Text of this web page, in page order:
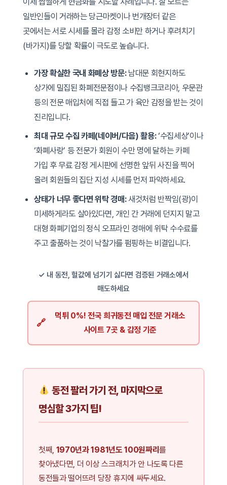
일반인들이 거래하는 당근마켓이나 번개장터 같은
곳에서는 서로 시세를 몰라 감정 소비만 하거나 후려치기
(바가지)를 당할 확률이 극도로 높습니다.
가장 확실한 국내 화폐상 방문:남대문 회현지하도
상가에 밀집된 화폐전문점이나 수집뱅크코리아, 우문관
등의 전문 매입처에 직접 들고 가 육안 감정을 받는 것이
진리입니다.
최대 규모 수집 카페(네이버/다음) 활용:‘수집세상’이나
‘화폐사랑’ 등 전문가 회원이 수만 명에 달하는 카페
가입 후 무료 감정 게시판에 선명한 앞뒤 사진을 찍어
올려 회원들의 집단 지성 시세를 먼저 파악하세요.
상태가 너무 좋다면 위탁 경매:새것처럼 반짝임(광)이
미세하게라도 살아있다면, 개인 간 거래에 던지지 말고
대형 화폐기업의 정식 오프라인 경매에 위탁 수수료를
주고 출품하는 것이 낙찰가를 펌핑하는 비결입니다.
✓ 내 동전, 헐값에 넘기기 싫다면 검증된 거래소에서
매도하세요
먹튀 0%! 전국 희귀동전 매입 전문 거래소
사이트 7곳 & 감정 기준
동전 팔러 가기 전, 마지막으로
명심할 3가지 팁!
첫째, 1970년과 1981년도 100원짜리를
찾아냈다면, 더 이상 스크래치가 안 나도록 다른
동전들과 떨어뜨려 당장 휴지에 싸두세요.